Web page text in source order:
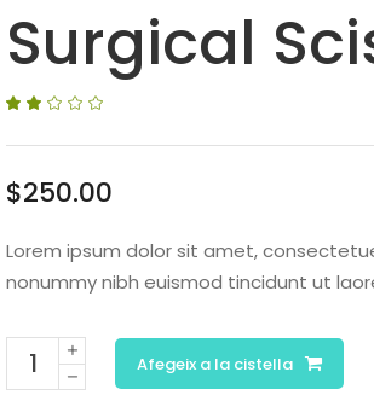
Surgical
5
puntuació
de
$250.00
Lorem ipsum dolor sit amet,
nonummy nibh euismod tincidunt ut
Afegeix a la cistella